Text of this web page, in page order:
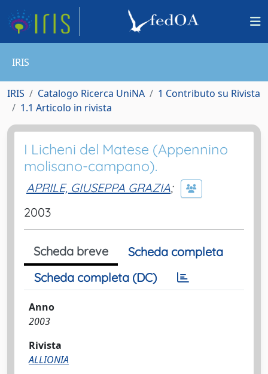
IRIS
IRIS Catalogo Ricerca UniNA
1 Contributo su Rivista
1.1 Articolo in rivista
I Licheni del Matese (Appennino
molisano-campano).
APRILE, GIUSEPPA GRAZIA;
2003
Scheda breve
Scheda completa
Scheda completa (DC)
Anno
2003
Rivista
ALLIONIA